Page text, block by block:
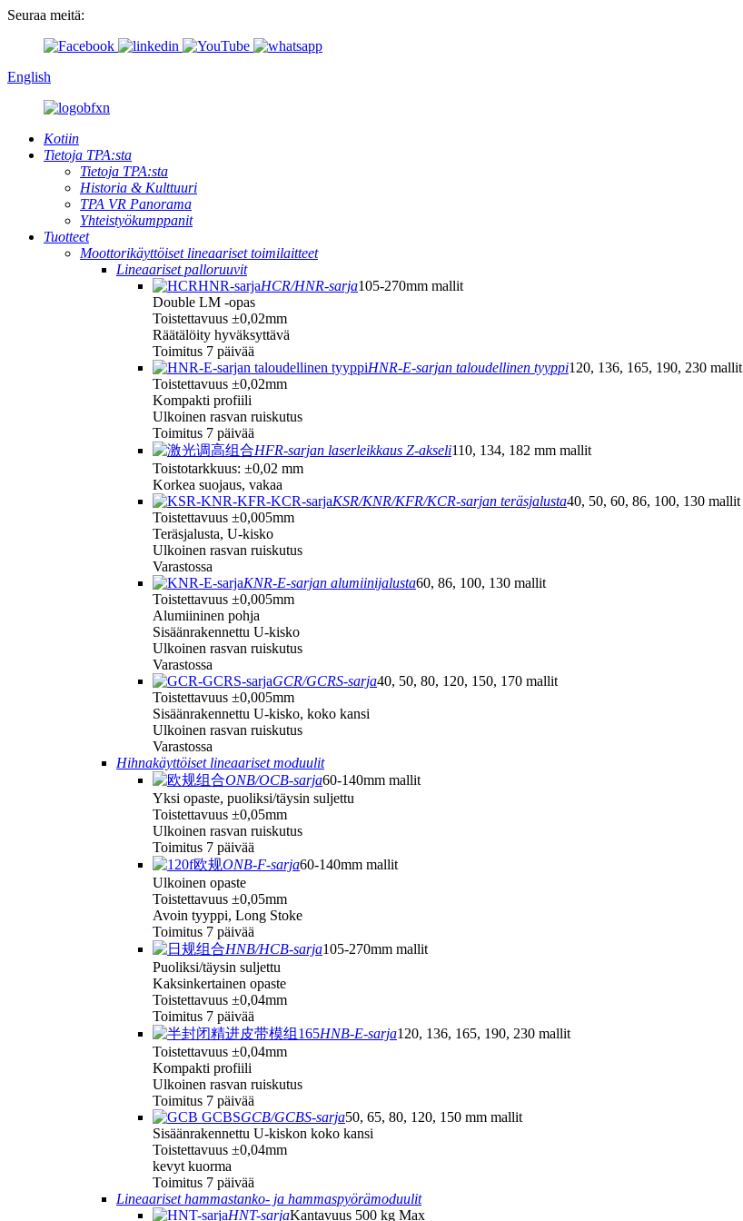
Seuraa meitä:
English
Kotiin
Tietoja TPA:sta
Tietoja TPA:sta
Historia & Kulttuuri
TPA VR Panorama
Yhteistyökumppanit
Tuotteet
Moottorikäyttöiset lineaariset toimilaitteet
Lineaariset palloruuvit
HCR/HNR-sarja105-270mm mallit
Double LM -opas
Toistettavuus ±0,02mm
Räätälöity hyväksyttävä
Toimitus 7 päivää
HNR-E-sarjan taloudellinen tyyppi120, 136, 165, 190, 230 mallit
Toistettavuus ±0,02mm
Kompakti profiili
Ulkoinen rasvan ruiskutus
Toimitus 7 päivää
HFR-sarjan laserleikkaus Z-akseli110, 134, 182 mm mallit
Toistotarkkuus: ±0,02 mm
Korkea suojaus, vakaa
KSR/KNR/KFR/KCR-sarjan teräsjalusta40, 50, 60, 86, 100, 130 mallit
Toistettavuus ±0,005mm
Teräsjalusta, U-kisko
Ulkoinen rasvan ruiskutus
Varastossa
KNR-E-sarjan alumiinijalusta60, 86, 100, 130 mallit
Toistettavuus ±0,005mm
Alumiininen pohja
Sisäänrakennettu U-kisko
Ulkoinen rasvan ruiskutus
Varastossa
GCR/GCRS-sarja40, 50, 80, 120, 150, 170 mallit
Toistettavuus ±0,005mm
Sisäänrakennettu U-kisko, koko kansi
Ulkoinen rasvan ruiskutus
Varastossa
Hihnakäyttöiset lineaariset moduulit
ONB/OCB-sarja60-140mm mallit
Yksi opaste, puoliksi/täysin suljettu
Toistettavuus ±0,05mm
Ulkoinen rasvan ruiskutus
Toimitus 7 päivää
ONB-F-sarja60-140mm mallit
Ulkoinen opaste
Toistettavuus ±0,05mm
Avoin tyyppi, Long Stoke
Toimitus 7 päivää
HNB/HCB-sarja105-270mm mallit
Puoliksi/täysin suljettu
Kaksinkertainen opaste
Toistettavuus ±0,04mm
Toimitus 7 päivää
HNB-E-sarja120, 136, 165, 190, 230 mallit
Toistettavuus ±0,04mm
Kompakti profiili
Ulkoinen rasvan ruiskutus
Toimitus 7 päivää
GCB/GCBS-sarja50, 65, 80, 120, 150 mm mallit
Sisäänrakennettu U-kiskon koko kansi
Toistettavuus ±0,04mm
kevyt kuorma
Toimitus 7 päivää
Lineaariset hammastanko- ja hammaspyörämoduulit
HNT-sarjaKantavuus 500 kg Max